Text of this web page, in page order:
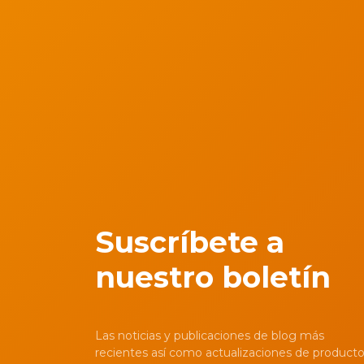
Suscríbete a
nuestro boletín
Las noticias y publicaciones de blog más
recientes así como actualizaciones de